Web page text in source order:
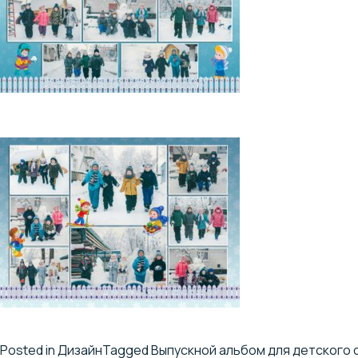
Posted inДизайнTaggedВыпускной альбом для детского